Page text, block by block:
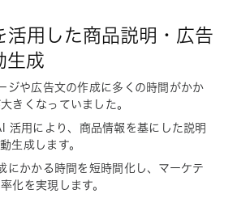
用した商品説明・広告
生成
ジや広告文の作成に多くの時間がかか
きくなっていました。
活用により、商品情報を基にした説明
生成します。
にかかる時間を短時間化し、マーケテ
化を実現します。